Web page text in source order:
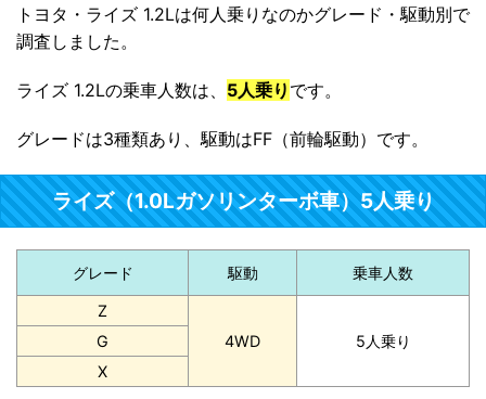
トヨタ・ライズ 1.2Lは何人乗りなのかグレード・駆動別で
調査しました。
ライズ 1.2Lの乗車人数は、 5人乗り です。
グレードは3種類あり、駆動はFF（前輪駆動）です。
ライズ（1.0Lガソリンターボ車）5人乗り
グレード 駆動 乗車人数
Z
4WD
5人乗り
G
X